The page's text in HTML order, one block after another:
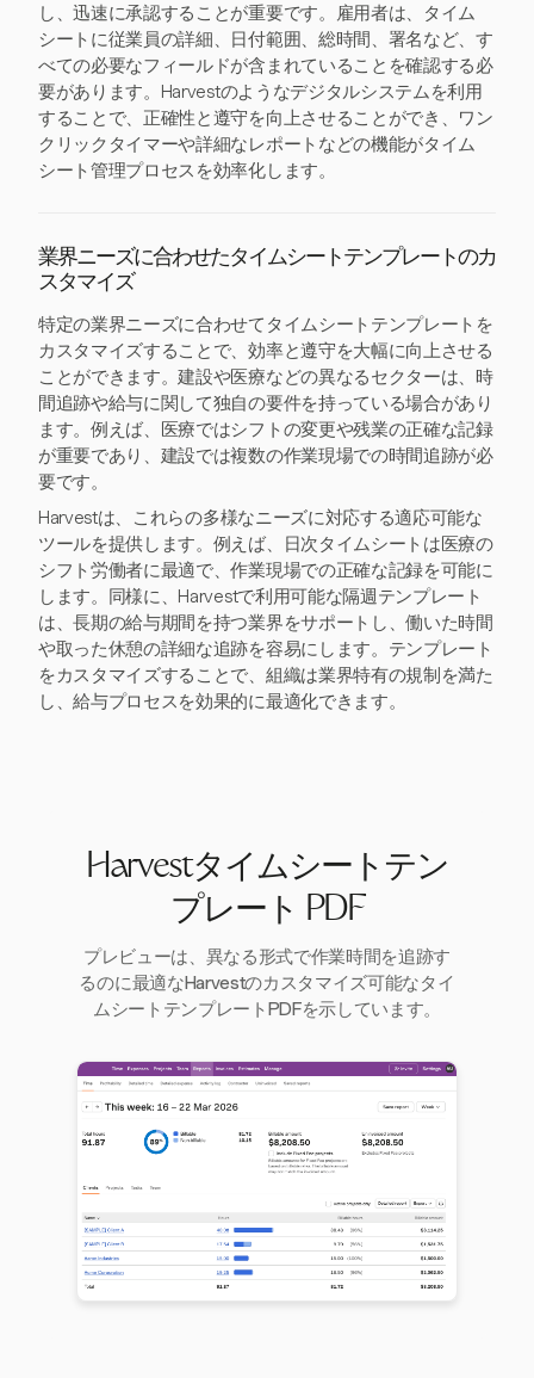
し、迅速に承認することが重要です。雇用者は、タイム
シートに従業員の詳細、日付範囲、総時間、署名など、す
べての必要なフィールドが含まれていることを確認する必
要があります。Harvestのようなデジタルシステムを利用
することで、正確性と遵守を向上させることができ、ワン
クリックタイマーや詳細なレポートなどの機能がタイム
シート管理プロセスを効率化します。
業界ニーズに合わせたタイムシートテンプレートのカ
スタマイズ
特定の業界ニーズに合わせてタイムシートテンプレートを
カスタマイズすることで、効率と遵守を大幅に向上させる
ことができます。建設や医療などの異なるセクターは、時
間追跡や給与に関して独自の要件を持っている場合があり
ます。例えば、医療ではシフトの変更や残業の正確な記録
が重要であり、建設では複数の作業現場での時間追跡が必
要です。
Harvestは、これらの多様なニーズに対応する適応可能な
ツールを提供します。例えば、日次タイムシートは医療の
シフト労働者に最適で、作業現場での正確な記録を可能に
します。同様に、Harvestで利用可能な隔週テンプレート
は、長期の給与期間を持つ業界をサポートし、働いた時間
や取った休憩の詳細な追跡を容易にします。テンプレート
をカスタマイズすることで、組織は業界特有の規制を満た
し、給与プロセスを効果的に最適化できます。
Harvestタイムシートテン
プレート PDF
プレビューは、異なる形式で作業時間を追跡す
るのに最適なHarvestのカスタマイズ可能なタイ
ムシートテンプレートPDFを示しています。